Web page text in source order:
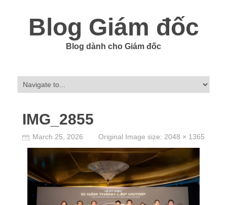
Blog Giám đốc
Blog dành cho Giám đốc
IMG_2855
March 25, 2026 Original Image size: 2048 × 1365